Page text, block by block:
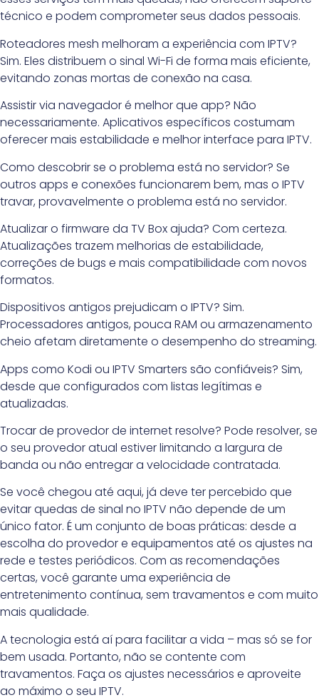
técnico e podem comprometer seus dados pessoais.
Roteadores mesh melhoram a experiência com IPTV?
Sim. Eles distribuem o sinal Wi-Fi de forma mais eficiente,
evitando zonas mortas de conexão na casa.
Assistir via navegador é melhor que app? Não
necessariamente. Aplicativos específicos costumam
oferecer mais estabilidade e melhor interface para IPTV.
Como descobrir se o problema está no servidor? Se
outros apps e conexões funcionarem bem, mas o IPTV
travar, provavelmente o problema está no servidor.
Atualizar o firmware da TV Box ajuda? Com certeza.
Atualizações trazem melhorias de estabilidade,
correções de bugs e mais compatibilidade com novos
formatos.
Dispositivos antigos prejudicam o IPTV? Sim.
Processadores antigos, pouca RAM ou armazenamento
cheio afetam diretamente o desempenho do streaming.
Apps como Kodi ou IPTV Smarters são confiáveis? Sim,
desde que configurados com listas legítimas e
atualizadas.
Trocar de provedor de internet resolve? Pode resolver, se
o seu provedor atual estiver limitando a largura de
banda ou não entregar a velocidade contratada.
Se você chegou até aqui, já deve ter percebido que
evitar quedas de sinal no IPTV não depende de um
único fator. É um conjunto de boas práticas: desde a
escolha do provedor e equipamentos até os ajustes na
rede e testes periódicos. Com as recomendações
certas, você garante uma experiência de
entretenimento contínua, sem travamentos e com muito
mais qualidade.
A tecnologia está aí para facilitar a vida – mas só se for
bem usada. Portanto, não se contente com
travamentos. Faça os ajustes necessários e aproveite
ao máximo o seu IPTV.